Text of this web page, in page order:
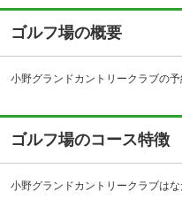
ゴルフ場の概要
ゴルフ場のコース特徴